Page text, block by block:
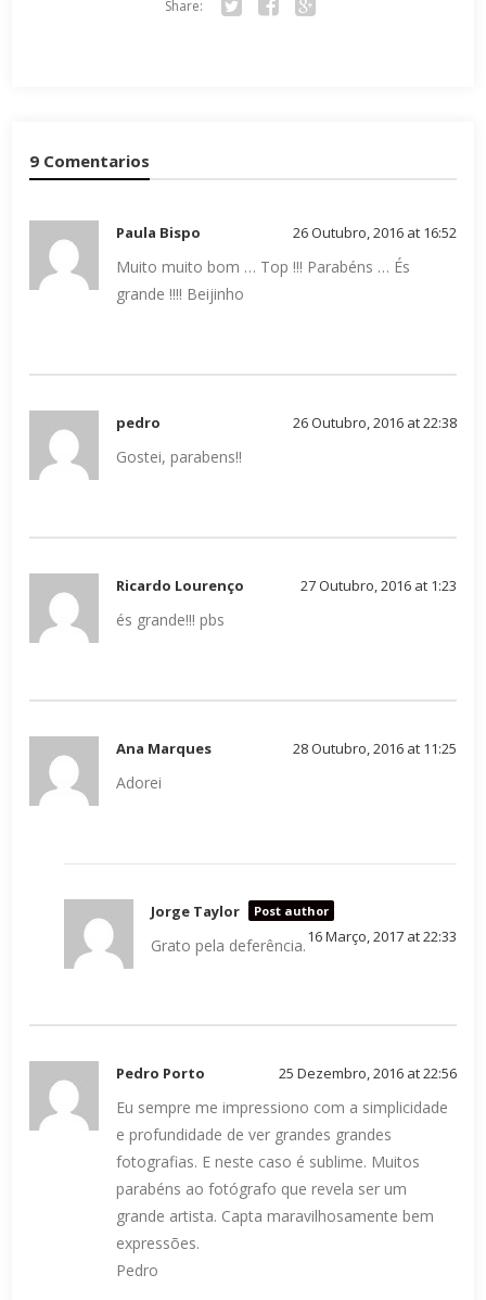
Share:
9 Comentarios
Paula Bispo 26 Outubro, 2016 at 16:52
Muito muito bom … Top !!! Parabéns … És
grande !!!! Beijinho
pedro 26 Outubro, 2016 at 22:38
Gostei, parabens!!
Ricardo Lourenço 27 Outubro, 2016 at 1:23
és grande!!! pbs
Ana Marques 28 Outubro, 2016 at 11:25
Adorei
Jorge Taylor Post author
16 Março, 2017 at 22:33
Grato pela deferência.
Pedro Porto 25 Dezembro, 2016 at 22:56
Eu sempre me impressiono com a simplicidade
e profundidade de ver grandes grandes
fotografias. E neste caso é sublime. Muitos
parabéns ao fotógrafo que revela ser um
grande artista. Capta maravilhosamente bem
expressões.
Pedro